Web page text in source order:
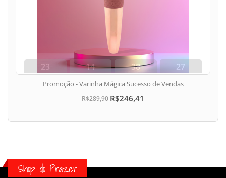
23
dias
14
hora
38
min
26
seg
Promoção - Varinha Mágica Sucesso de Vendas
R$289,90 R$246,41
Shop do Prazer